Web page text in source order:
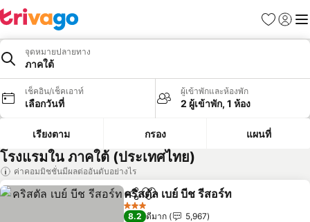
รายการโป
เข้าสู่ร
เมนู
จุดหมายปลายทาง
ภาคใต้
เช็คอิน/เช็คเอาท์
เลือกวันที่
ผู้เข้าพักและห้องพัก
2 ผู้เข้าพัก, 1 ห้อง
เรียงตาม กรอง แผนที่
โรงแรมใน ภาคใต้ (ประเทศไทย)
ค่าคอมมิชชั่นมีผลต่ออันดับอย่างไร
แชร์ เพิ่มในรายการโปรด
คริสตัล เบย์ บีช รีสอร์ท
3 ดาว
8.2 ดีมาก
5,967